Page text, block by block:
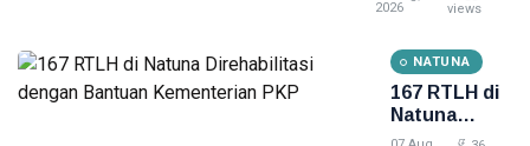
Warga
Penipuan
Berkedok Juru
Pungut
Retribusi
2026
views
NATUNA
167 RTLH di
Natuna
Direhabilitasi